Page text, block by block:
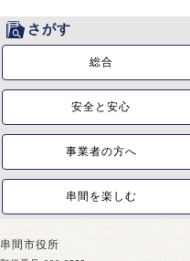
さがす
総合
安全と安心
事業者の方へ
串間を楽しむ
串間市役所